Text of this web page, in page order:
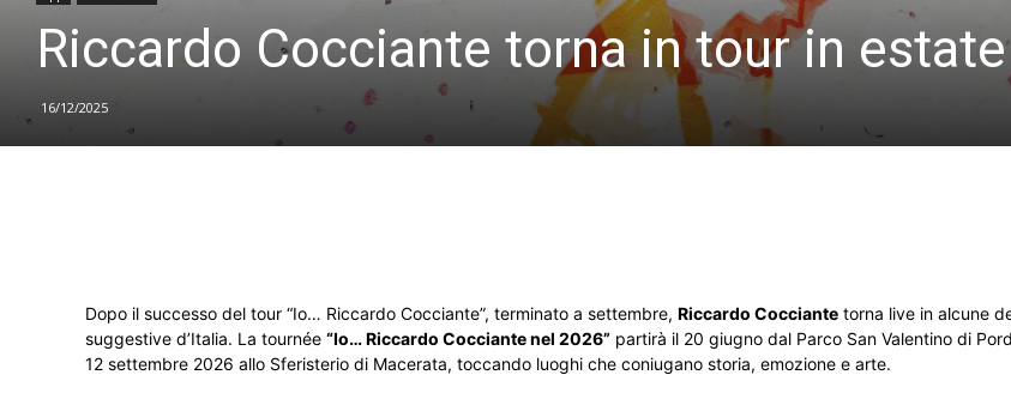
Riccardo Cocciante torna in tour in estate
16/12/2025
Dopo il successo del tour “Io… Riccardo Cocciante”, terminato a settembre, Riccardo Cocciante torna live in alcune
suggestive d’Italia. La tournée “Io… Riccardo Cocciante nel 2026” partirà ​​il 20 giugno dal Parco San Valentino di
12 settembre 2026 allo Sferisterio di Macerata, toccando luoghi che coniugano storia, emozione e arte.